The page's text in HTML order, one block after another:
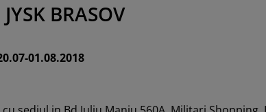
BRASOV
01.08.2018